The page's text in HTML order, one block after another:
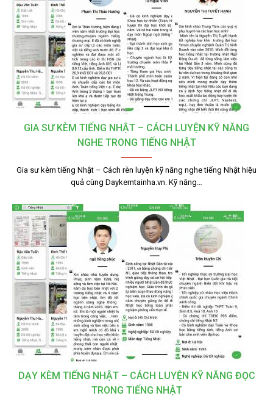
GIA SƯ KÈM TIẾNG NHẬT – CÁCH LUYỆN KỸ NĂNG
NGHE TRONG TIẾNG NHẬT
Gia sư kèm tiếng Nhật – Cách rèn luyện kỹ năng nghe tiếng Nhật hiệu
quả cùng Daykemtainha.vn. Kỹ năng…
DẠY KÈM TIẾNG NHẬT – CÁCH LUYỆN KỸ NĂNG ĐỌC
TRONG TIẾNG NHẬT